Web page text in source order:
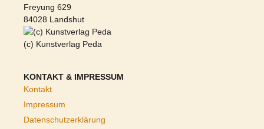
Freyung 629
84028 Landshut
(c) Kunstverlag Peda
KONTAKT & IMPRESSUM
Kontakt
Impressum
Datenschutzerklärung